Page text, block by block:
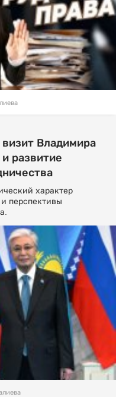
Владимира
развитие
характер
перспективы